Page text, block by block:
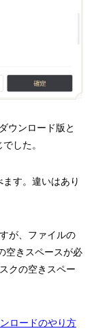
ウンロード版と
した。
す。違いはあり
が、ファイルの
空きスペースが必
クの空きスペー
ロードのやり方